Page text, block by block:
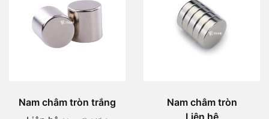
Nam châm tròn trắng
Nam châm tròn
Liên hệ